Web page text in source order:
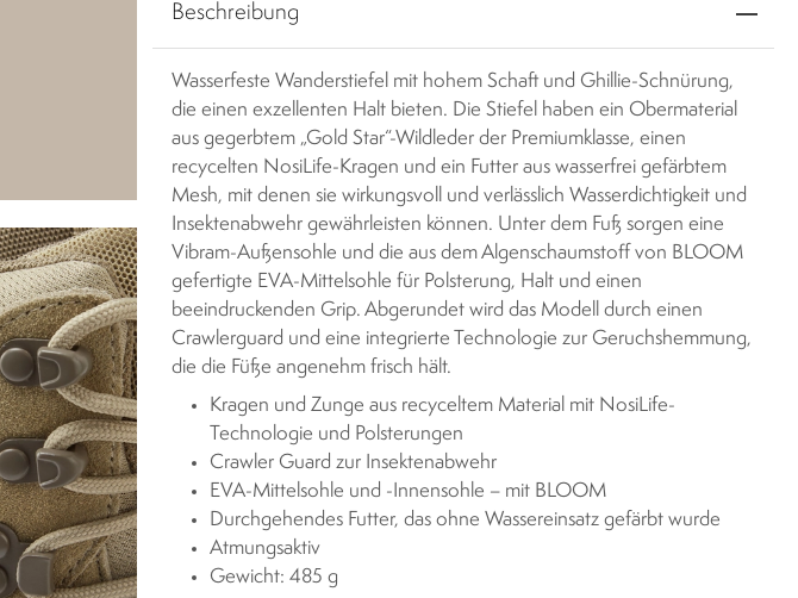
Beschreibung
Wasserfeste Wanderstiefel mit hohem Schaft und Ghillie-Schnürung,
die einen exzellenten Halt bieten. Die Stiefel haben ein Obermaterial
aus gegerbtem „Gold Star“-Wildleder der Premiumklasse, einen
recycelten NosiLife-Kragen und ein Futter aus wasserfrei gefärbtem
Mesh, mit denen sie wirkungsvoll und verlässlich Wasserdichtigkeit und
Insektenabwehr gewährleisten können. Unter dem Fuß sorgen eine
Vibram-Außensohle und die aus dem Algenschaumstoff von BLOOM
gefertigte EVA-Mittelsohle für Polsterung, Halt und einen
beeindruckenden Grip. Abgerundet wird das Modell durch einen
Crawlerguard und eine integrierte Technologie zur Geruchshemmung,
die die Füße angenehm frisch hält.
Kragen und Zunge aus recyceltem Material mit NosiLife-
Technologie und Polsterungen
Crawler Guard zur Insektenabwehr
EVA-Mittelsohle und -Innensohle – mit BLOOM
Durchgehendes Futter, das ohne Wassereinsatz gefärbt wurde
Atmungsaktiv
Gewicht: 485 g